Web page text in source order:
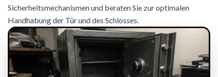
Sicherheitsmechanismen und beraten Sie zur optimalen
Handhabung der Tür und des Schlosses.